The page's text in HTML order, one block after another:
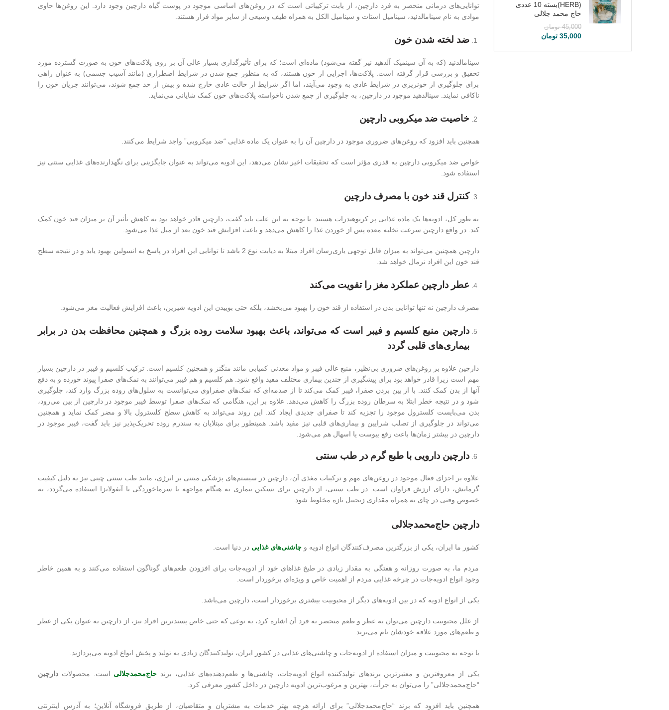
(HERB)بسته 10 عددی
حاج محمد جلالی
45,000 تومان
35,000 تومان
توانایی‌های درمانی منحصر به فرد دارچین، از بابت ترکیباتی است که در روغن‌های اساسی موجود در پوست گیاه دارچین وجود دارد. این روغن‌ها حاوی
موادی به نام سینامالدئید، سینامیل استات و سینامیل الکل به همراه طیف وسیعی از سایر مواد فرار هستند.
ضد لخته شدن خون
سینامالدئید (که به آن سینمیک آلدهید نیز گفته می‌شود) ماده‌ای است؛ که برای تأثیرگذاری بسیار عالی آن بر روی پلاکت‌های خون به صورت گسترده مورد
تحقیق و بررسی قرار گرفته است. پلاکت‌ها، اجزایی از خون هستند، که به منظور جمع شدن در شرایط اضطراری (مانند آسیب جسمی) به عنوان راهی
برای جلوگیری از خونریزی در شرایط عادی به وجود می‌آیند، اما اگر شرایط از حالت عادی خارج شده و بیش از حد جمع شوند، می‌توانند جریان خون را
ناکافی نمایند. سینالدهید موجود در دارچین، به جلوگیری از جمع شدن ناخواسته پلاکت‌های خون کمک شایانی می‌نماید.
خاصیت ضد میکروبی دارچین
همچنین باید افزود که روغن‌های ضروری موجود در دارچین آن را به عنوان یک ماده غذایی “ضد میکروبی” واجد شرایط می‌کنند.
خواص ضد میکروبی دارچین به قدری مؤثر است که تحقیقات اخیر نشان می‌دهد، این ادویه می‌تواند به عنوان جایگزینی برای نگهدارنده‌های غذایی سنتی نیز
استفاده شود.
کنترل قند خون با مصرف دارچین
به طور کل، ادویه‌ها یک ماده غذایی پر کربوهیدرات هستند. با توجه به این علت باید گفت، دارچین قادر خواهد بود به کاهش تأثیر آن بر میزان قند خون کمک
کند. در واقع دارچین سرعت تخلیه معده پس از خوردن غذا را کاهش می‌دهد و باعث افزایش قند خون بعد از میل غذا می‌شود.
دارچین همچنین می‌تواند به میزان قابل توجهی یاری‌رسان افراد مبتلا به دیابت نوع 2 باشد تا توانایی این افراد در پاسخ به انسولین بهبود یابد و در نتیجه سطح
قند خون این افراد نرمال خواهد شد.
عطر دارچین عملکرد مغز را تقویت می‌کند
مصرف دارچین نه تنها توانایی بدن در استفاده از قند خون را بهبود می‌بخشد، بلکه حتی بوییدن این ادویه شیرین، باعث افزایش فعالیت مغز می‌شود.
دارچین منبع کلسیم و فیبر است که می‌تواند، باعث بهبود سلامت روده بزرگ و همچنین محافظت بدن در برابر
بیماری‌های قلبی گردد
دارچین علاوه بر روغن‌های ضروری بی‌نظیر، منبع عالی فیبر و مواد معدنی کمیابی مانند منگنز و همچنین کلسیم است. ترکیب کلسیم و فیبر در دارچین بسیار
مهم است زیرا قادر خواهد بود برای پیشگیری از چندین بیماری مختلف مفید واقع شود. هم کلسیم و هم فیبر می‌توانند به نمک‌های صفرا پیوند خورده و به دفع
آنها از بدن کمک کنند. با از بین بردن صفرا، فیبر کمک می‌کند تا از صدمه‌ای که نمک‌های صفراوی می‌توانست به سلول‌های روده بزرگ وارد کند، جلوگیری
شود و در نتیجه خطر ابتلا به سرطان روده بزرگ را کاهش می‌دهد. علاوه بر این، هنگامی که نمک‌های صفرا توسط فیبر موجود در دارچین از بین می‌رود،
بدن می‌بایست کلسترول موجود را تجزیه کند تا صفرای جدیدی ایجاد کند. این روند می‌تواند به کاهش سطح کلسترول بالا و مضر کمک نماید و همچنین
می‌تواند در جلوگیری از تصلب شرایین و بیماری‌های قلبی نیز مفید باشد. همینطور برای مبتلایان به سندرم روده تحریک‌پذیر نیز باید گفت، فیبر موجود در
دارچین در بیشتر زمان‌ها باعث رفع یبوست یا اسهال هم می‌شود.
دارچین دارویی با طبع گرم در طب سنتی
علاوه بر اجزای فعال موجود در روغن‌های مهم و ترکیبات مغذی آن، دارچین در سیستم‌های پزشکی مبتنی بر انرژی، مانند طب سنتی چینی نیز به دلیل کیفیت
گرمایش، دارای ارزش فراوان است. در طب سنتی، از دارچین برای تسکین بیماری به هنگام مواجهه با سرماخوردگی یا آنفولانزا استفاده می‌گردد، به
خصوص وقتی در چای به همراه مقداری زنجبیل تازه مخلوط شود.
دارچین حاج‌محمدجلالی
کشور ما ایران، یکی از بزرگترین مصرف‌کنندگان انواع ادویه وچاشنی‌های غذایی در دنیا است.
مردم ما، به صورت روزانه و هفتگی به مقدار زیادی در طبخ غذاهای خود از ادویه‌جات برای افزودن طعم‌های گوناگون استفاده می‌کنند و به همین خاطر
وجود انواع ادویه‌جات در چرخه غذایی مردم از اهمیت خاص و ویژه‌ای برخوردار است.
یکی از انواع ادویه که در بین ادویه‌های دیگر از محبوبیت بیشتری برخوردار است، دارچین می‌باشد.
از علل محبوبیت دارچین می‌توان به عطر و طعم منحصر به فرد آن اشاره کرد، به نوعی که حتی خاص پسندترین افراد نیز، از دارچین به عنوان یکی از عطر
و طعم‌های مورد علاقه خودشان نام می‌برند.
با توجه به محبوبیت و میزان استفاده از ادویه‌جات و چاشنی‌های غذایی در کشور ایران، تولیدکنندگان زیادی به تولید و پخش انواع ادویه می‌پردازند.
یکی از معروفترین و معتبرترین برندهای تولیدکننده انواع ادویه‌جات، چاشنی‌ها و طعم‌دهنده‌های غذایی، برند حاج‌محمدجلالی است. محصولات دارچین
“حاج‌محمدجلالی” را می‌توان به جرأت، بهترین و مرغوب‌ترین ادویه دارچین در داخل کشور معرفی کرد.
همچنین باید افزود که برند “حاج‌محمدجلالی” برای ارائه هرچه بهتر خدمات به مشتریان و متقاضیان، از طریق فروشگاه آنلاین؛ به آدرس اینترنتی